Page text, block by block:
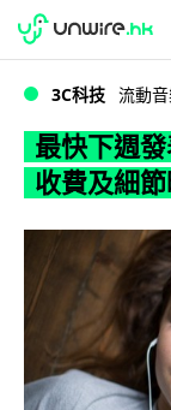
WWDC 2026
3C科技 流動
最快下週
收費及細